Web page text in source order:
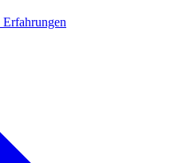
Erfahrungen